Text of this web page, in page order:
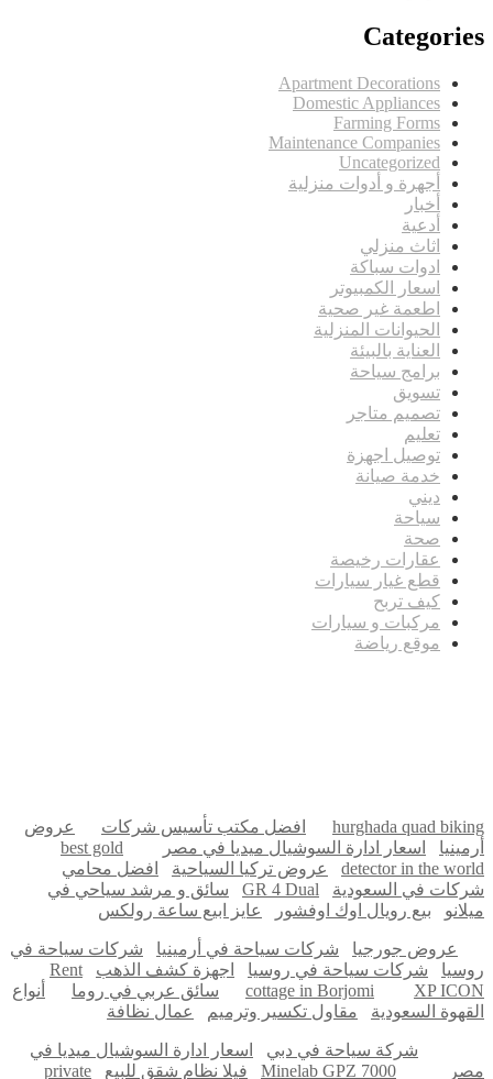
Categories
Apartment Decorations
Domestic Appliances
Farming Forms
Maintenance Companies
Uncategorized
أجهرة و أدوات منزلية
أخبار
أدعية
اثاث منزلي
ادوات سباكة
اسعار الكمبيوتر
اطعمة غير صحية
الحيوانات المنزلية
العناية بالبيئة
برامج سياحة
تسويق
تصميم متاجر
تعليم
توصيل اجهزة
خدمة صيانة
ديني
سياحة
صحة
عقارات رخيصة
قطع غيار سيارات
كيف تربح
مركبات و سيارات
موقع رياضة
hurghada quad biking افضل مكتب تأسيس شركات
عروض
أرمينيا
اسعار ادارة السوشيال ميديا في مصر
best gold
detector in the world
عروض تركيا السياحية
افضل محامي
شركات في السعودية
GR 4 Dual
سائق و مرشد سياحي في
ميلانو
بيع رويال اوك اوفشور عايز ابيع ساعة رولكس
عروض جورجيا شركات سياحة في أرمينيا
شركات سياحة في
روسيا
شركات سياحة في روسيا اجهزة كشف الذهب
Rent
cottage in Borjomi
XP ICON سائق عربي في روما
أنواع
القهوة السعودية
مقاول تكسير وترميم عمال نظافة
شركة سياحة في دبي
اسعار ادارة السوشيال ميديا في
مصر
Minelab GPZ 7000 فيلا نظام شقق للبيع private